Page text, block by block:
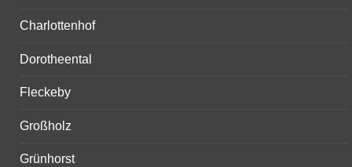
Charlottenhof
Dorotheental
Fleckeby
Großholz
Grünhorst